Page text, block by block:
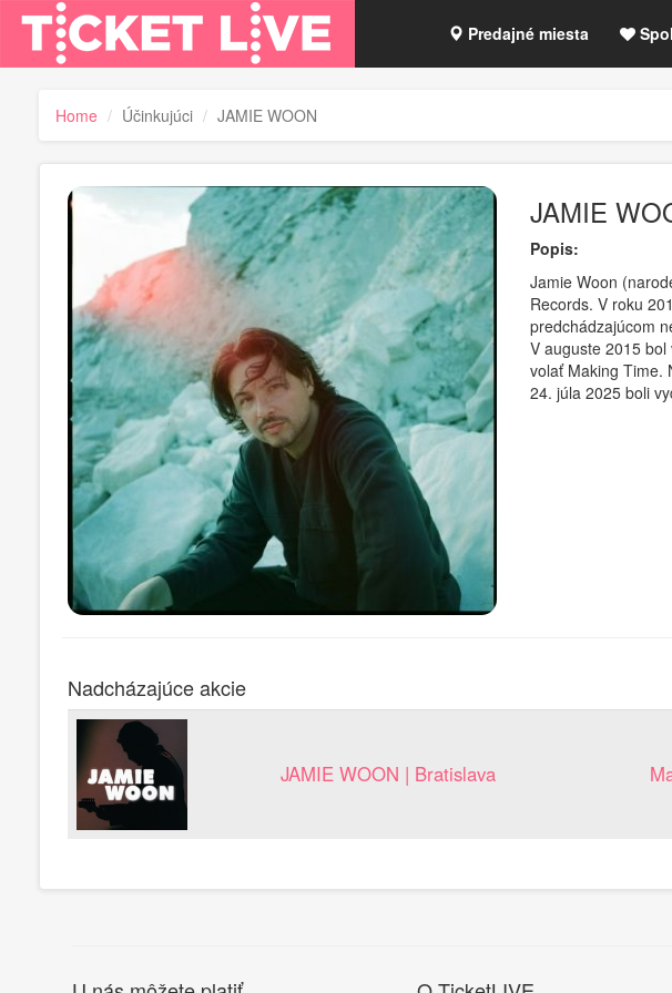
Predajné miesta
TicketLIVE účet /
Home Účinkujúci JAMIE WOON
JAMIE
Popis:
Jamie Woon
Records. V roku
predchádzajúcom
V auguste 2015
volať Making Time.
24. júla 2025 boli
Nadcházajúce akcie
JAMIE WOON | Bratislava